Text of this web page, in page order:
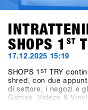
SHOPS 1
ST
17.12.2025 15:19
SHOPS 1 ST
TRY
shred, con due
di settore, i negozi e
Games, Videos &